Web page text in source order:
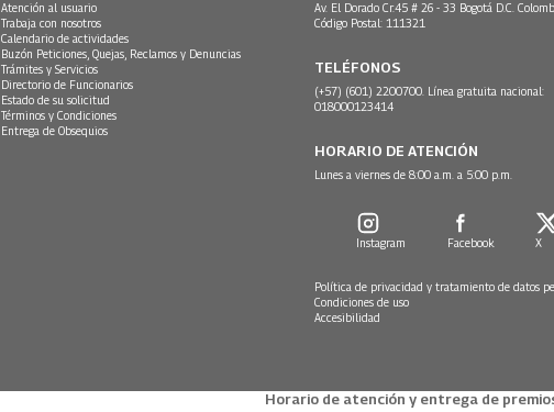
Atención al usuario
Trabaja con nosotros
Calendario de actividades
Buzón Peticiones, Quejas, Reclamos y Denuncias
Trámites y Servicios
Directorio de Funcionarios
Estado de su solicitud
Términos y Condiciones
Entrega de Obsequios
Av. El Dorado Cr.45 # 26 - 33 Bogotá D.C.
Código Postal: 111321
TELÉFONOS
(+57) (601) 2200700. Línea gratuita nacional:
018000123414
HORARIO DE ATENCIÓN
Lunes a viernes de 8:00 a.m. a 5:00 p.m.
Instagram Facebook X
Política de privacidad y tratamiento de datos
Condiciones de uso
Accesibilidad
Horario de atención y entrega de